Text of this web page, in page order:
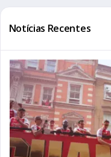
Notícias Recentes